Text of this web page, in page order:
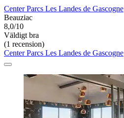
Center Parcs Les Landes de Gascogne
Beauziac
8,0/10
Väldigt bra
(1 recension)
Center Parcs Les Landes de Gascogne